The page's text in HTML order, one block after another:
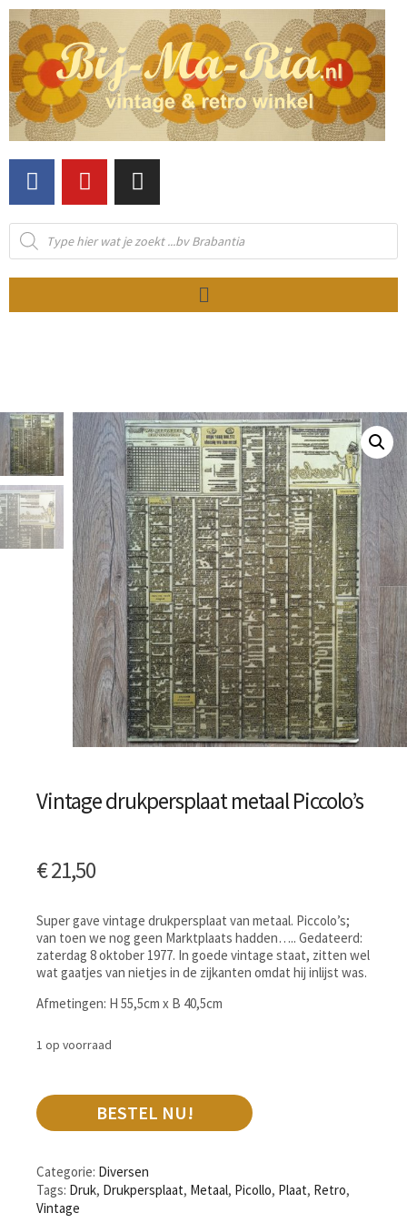
Vintage drukpersplaat metaal Piccolo’s
€21,50
Super gave vintage drukpersplaat van metaal. Piccolo’s;
van toen we nog geen Marktplaats hadden….. Gedateerd:
zaterdag 8 oktober 1977. In goede vintage staat, zitten wel
wat gaatjes van nietjes in de zijkanten omdat hij inlijst was.
Afmetingen: H 55,5cm x B 40,5cm
1 op voorraad
BESTEL NU!
Categorie: Diversen
Tags: Druk, Drukpersplaat, Metaal, Picollo, Plaat, Retro,
Vintage